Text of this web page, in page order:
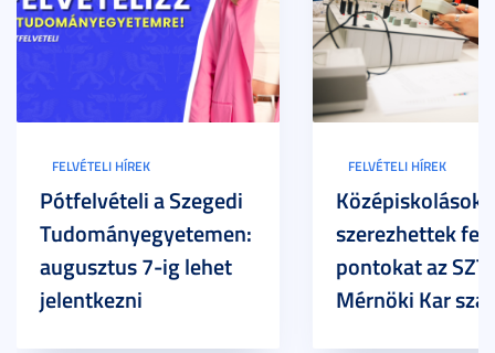
FELVÉTELI HÍREK
Pótfelvételi a Szegedi
Tudományegyetemen:
augusztus 7-ig lehet
jelentkezni
FELVÉTELI HÍREK
Középiskolások
szerezhettek
pontokat az
Mérnöki Kar